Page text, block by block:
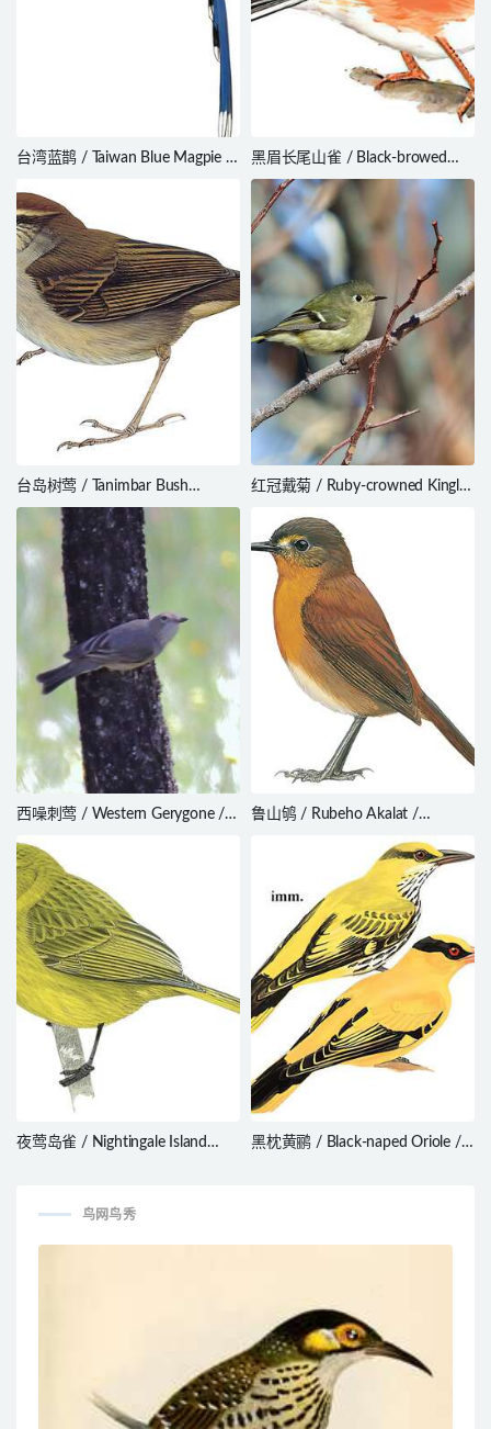
台湾蓝鹊 / Taiwan Blue Magpie /
黑眉长尾山雀 / Black-browed
Bushtit / Aegithalos bonvaloti
台岛树莺 / Tanimbar Bush
Warbler / Horornis carolinae
红冠戴菊 / Ruby-crowned Kinglet
西噪刺莺 / Western Gerygone /
鲁山鸲 / Rubeho Akalat /
夜莺岛雀 / Nightingale Island
黑枕黄鹂 / Black-naped Oriole /
鸟网鸟秀